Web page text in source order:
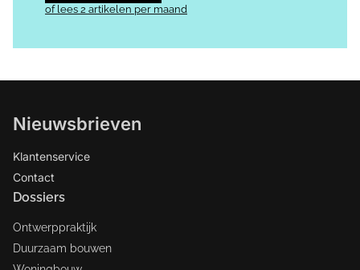
of lees 2 artikelen per maand
Nieuwsbrieven
Klantenservice
Contact
Dossiers
Ontwerppraktijk
Duurzaam bouwen